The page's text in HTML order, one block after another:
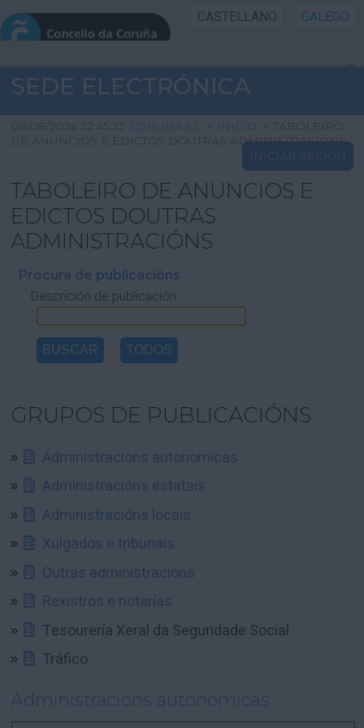
CASTELLANO GALEGO
INICIO SEDE
INICIO
INFORMACIÓN PÚBLICA
CARTAFOL CIDADÁN
UTILIDADES
AXUDA
SEDE ELECTRÓNICA
08/08/2026 22:45:33 CORUNA.ES > INICIO > TABOLEIRO
DE ANUNCIOS E EDICTOS DOUTRAS ADMINISTRACIÓNS
INICIAR SESIÓN
TABOLEIRO DE ANUNCIOS E
EDICTOS DOUTRAS
ADMINISTRACIÓNS
Procura de publicacións
Descrición de publicación
GRUPOS DE PUBLICACIÓNS
Administracions autonomicas
Administracións estatais
Administracións locais
Xulgados e tribunais
Outras administracións
Rexistros e notarías
Tesourería Xeral da Seguridade Social
Tráfico
Administracions autonomicas